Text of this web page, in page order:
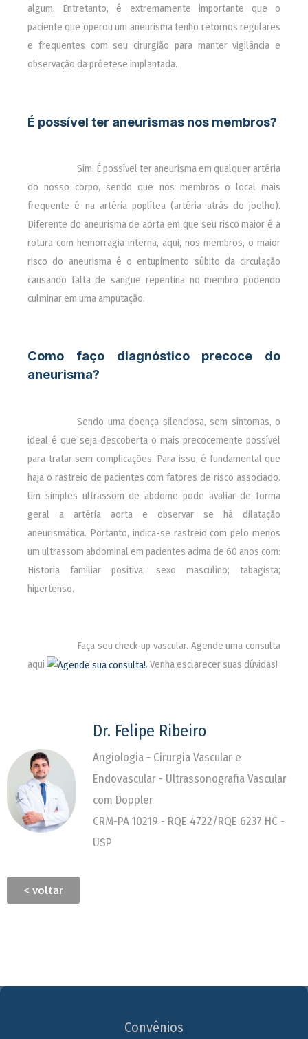
algum. Entretanto, é extremamente importante que o
paciente que operou um aneurisma tenho retornos regulares
e frequentes com seu cirurgião para manter vigilância e
observação da próetese implantada.
É possível ter aneurismas nos membros?
Sim. É possível ter aneurisma em qualquer artéria
do nosso corpo, sendo que nos membros o local mais
frequente é na artéria poplítea (artéria atrás do joelho).
Diferente do aneurisma de aorta em que seu risco maior é a
rotura com hemorragia interna, aqui, nos membros, o maior
risco do aneurisma é o entupimento súbito da circulação
causando falta de sangue repentina no membro podendo
culminar em uma amputação.
Como faço diagnóstico precoce do
aneurisma?
Sendo uma doença silenciosa, sem sintomas, o
ideal é que seja descoberta o mais precocemente possível
para tratar sem complicações. Para isso, é fundamental que
haja o rastreio de pacientes com fatores de risco associado.
Um simples ultrassom de abdome pode avaliar de forma
geral a artéria aorta e observar se há dilatação
aneurismática. Portanto, indica-se rastreio com pelo menos
um ultrassom abdominal em pacientes acima de 60 anos com:
Historia familiar positiva; sexo masculino; tabagista;
hipertenso.
Faça seu check-up vascular. Agende uma consulta
aqui
. Venha esclarecer suas dúvidas!
Dr. Felipe Ribeiro
Angiologia - Cirurgia Vascular e
Endovascular - Ultrassonografia Vascular
com Doppler
CRM-PA 10219 - RQE 4722/RQE 6237 HC -
USP
< voltar
Convênios